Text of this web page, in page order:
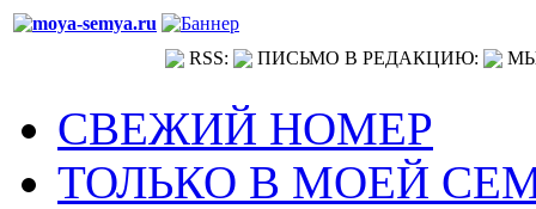
RSS: ПИСЬМО В РЕДАКЦИЮ:
СВЕЖИЙ НОМЕР
ТОЛЬКО В МОЕЙ